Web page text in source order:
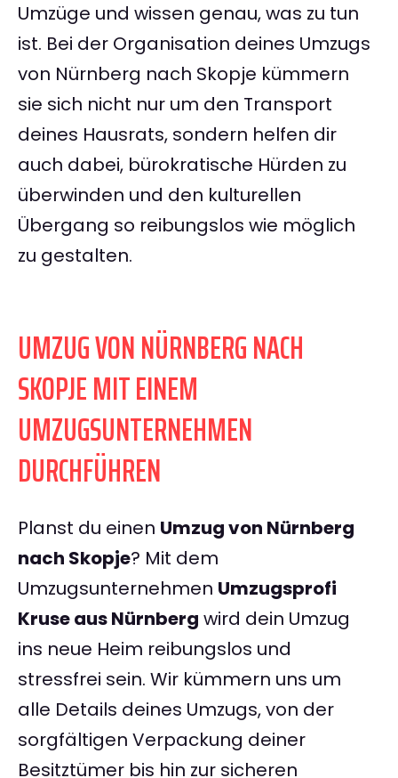
Umzüge und wissen genau, was zu tun
ist. Bei der Organisation deines Umzugs
von Nürnberg nach Skopje kümmern
sie sich nicht nur um den Transport
deines Hausrats, sondern helfen dir
auch dabei, bürokratische Hürden zu
überwinden und den kulturellen
Übergang so reibungslos wie möglich
zu gestalten.
UMZUG VON NÜRNBERG NACH
SKOPJE MIT EINEM
UMZUGSUNTERNEHMEN
DURCHFÜHREN
Planst du einen Umzug von Nürnberg
nach Skopje? Mit dem
Umzugsunternehmen Umzugsprofi
Kruse aus Nürnberg wird dein Umzug
ins neue Heim reibungslos und
stressfrei sein. Wir kümmern uns um
alle Details deines Umzugs, von der
sorgfältigen Verpackung deiner
Besitztümer bis hin zur sicheren